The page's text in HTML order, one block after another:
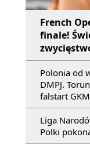
French
finale!
Polonia od
DMPJ.
falstart
Liga
Polki